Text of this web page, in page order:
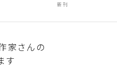
新刊
家さんの
す